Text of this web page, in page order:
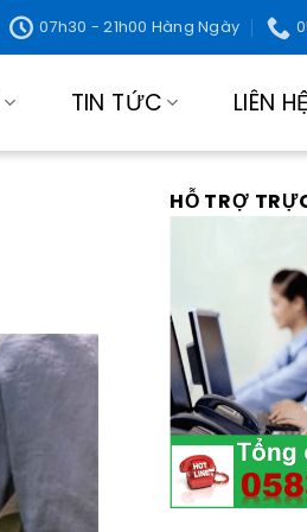
07h30 - 21h00 Hàng Ngày
TIN TỨC LIÊN
HỖ TRỢ